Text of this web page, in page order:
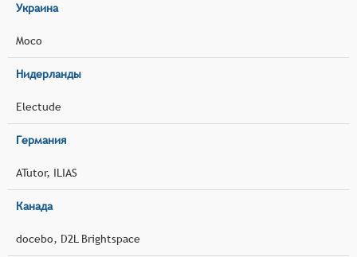
Украина
Moco
Нидерланды
Electude
Германия
ATutor, ILIAS
Канада
docebo, D2L Brightspace